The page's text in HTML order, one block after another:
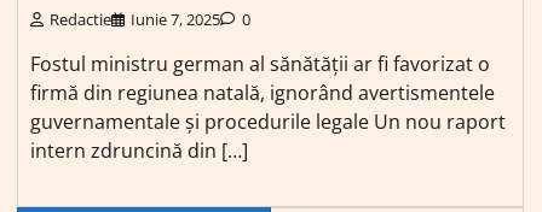
Redactie Iunie 7, 2025 0
Fostul ministru german al sănătății ar fi favorizat o
firmă din regiunea natală, ignorând avertismentele
guvernamentale și procedurile legale Un nou raport
intern zdruncină din […]